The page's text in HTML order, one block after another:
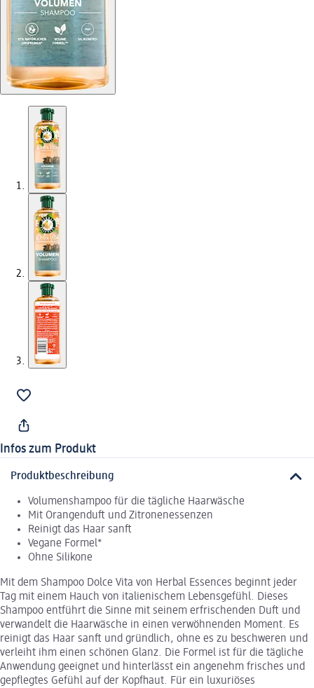
Infos zum Produkt
Produktbeschreibung
Volumenshampoo für die tägliche Haarwäsche
Mit Orangenduft und Zitronenessenzen
Reinigt das Haar sanft
Vegane Formel*
Ohne Silikone
Mit dem Shampoo Dolce Vita von Herbal Essences beginnt jeder
Tag mit einem Hauch von italienischem Lebensgefühl. Dieses
Shampoo entführt die Sinne mit seinem erfrischenden Duft und
verwandelt die Haarwäsche in einen verwöhnenden Moment. Es
reinigt das Haar sanft und gründlich, ohne es zu beschweren und
verleiht ihm einen schönen Glanz. Die Formel ist für die tägliche
Anwendung geeignet und hinterlässt ein angenehm frisches und
gepflegtes Gefühl auf der Kopfhaut. Für ein luxuriöses